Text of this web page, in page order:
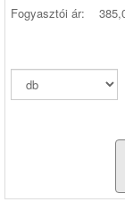
Fogyasztói ár: